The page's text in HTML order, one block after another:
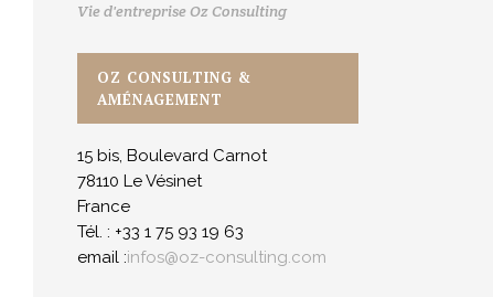
Vie d'entreprise Oz Consulting
OZ CONSULTING &
AMÉNAGEMENT
15 bis, Boulevard Carnot
78110 Le Vésinet
France
Tél. : +33 1 75 93 19 63
email :infos@oz-consulting.com